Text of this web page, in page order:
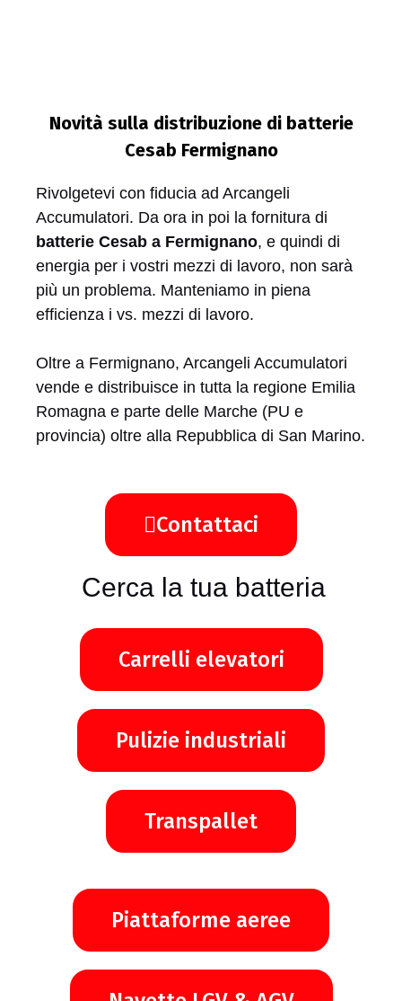
Novità sulla distribuzione di batterie
Cesab Fermignano
Rivolgetevi con fiducia ad Arcangeli
Accumulatori. Da ora in poi la fornitura di
batterie Cesab a Fermignano, e quindi di
energia per i vostri mezzi di lavoro, non sarà
più un problema. Manteniamo in piena
efficienza i vs. mezzi di lavoro.
Oltre a Fermignano, Arcangeli Accumulatori
vende e distribuisce in tutta la regione Emilia
Romagna e parte delle Marche (PU e
provincia) oltre alla Repubblica di San Marino.
Contattaci
Cerca la tua batteria
Carrelli elevatori
Pulizie industriali
Transpallet
Piattaforme aeree